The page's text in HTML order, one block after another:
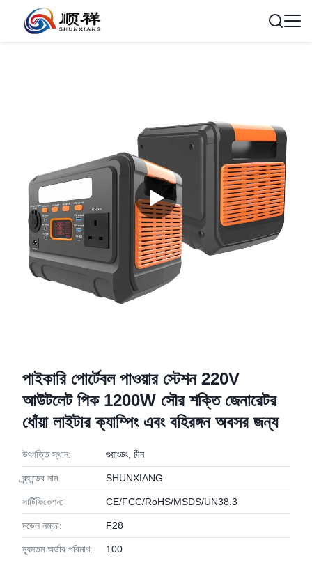
পাইকারি পোর্টেবল পাওয়ার স্টেশন 220V
আউটলেট পিক 1200W সৌর শক্তি জেনারেটর
ধোঁয়া লাইটার ক্যাম্পিং এবং বহিরঙ্গন অবসর জন্য
উৎপত্তি স্থান: গুয়াংডং, চীন
ব্র্যান্ডের নাম: SHUNXIANG
সার্টিফিকেশন: CE/FCC/RoHS/MSDS/UN38.3
মডেল নম্বর: F28
ন্যূনতম অর্ডার পরিমাণ: 100